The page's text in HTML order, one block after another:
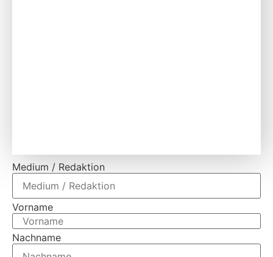
Medium / Redaktion
Vorname
Nachname